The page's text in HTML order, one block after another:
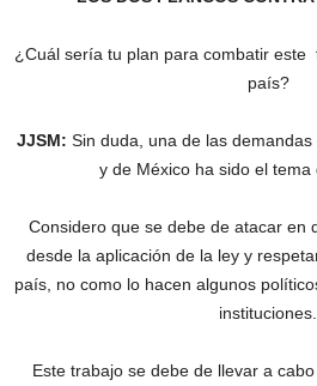
¿Cuál sería tu plan para combatir este
país?
JJSM: Sin duda, una de las
y de México ha sido el tema
Considero que se debe de atacar en
desde la aplicación de la ley y
país, no como lo hacen algunos
instituciones.
Este trabajo se debe de llevar a